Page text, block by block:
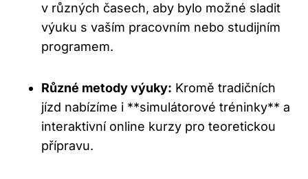
v různých časech, aby bylo možné sladit
výuku s vaším pracovním nebo studijním
programem.
Různé metody výuky: Kromě tradičních
jízd nabízíme i **simulátorové tréninky** a
interaktivní online kurzy pro teoretickou
přípravu.